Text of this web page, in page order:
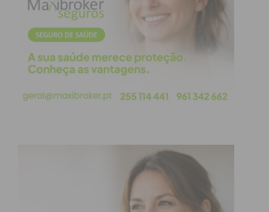
abril do ano passado – nenhum associado presente
solicitou a queda do atual presidente, nem
manifestou vontade de promover um eventual ato
eleitoral antecipado.
Subscreva a newsletter do
Imediato
Assine nossa newsletter por e-mail e